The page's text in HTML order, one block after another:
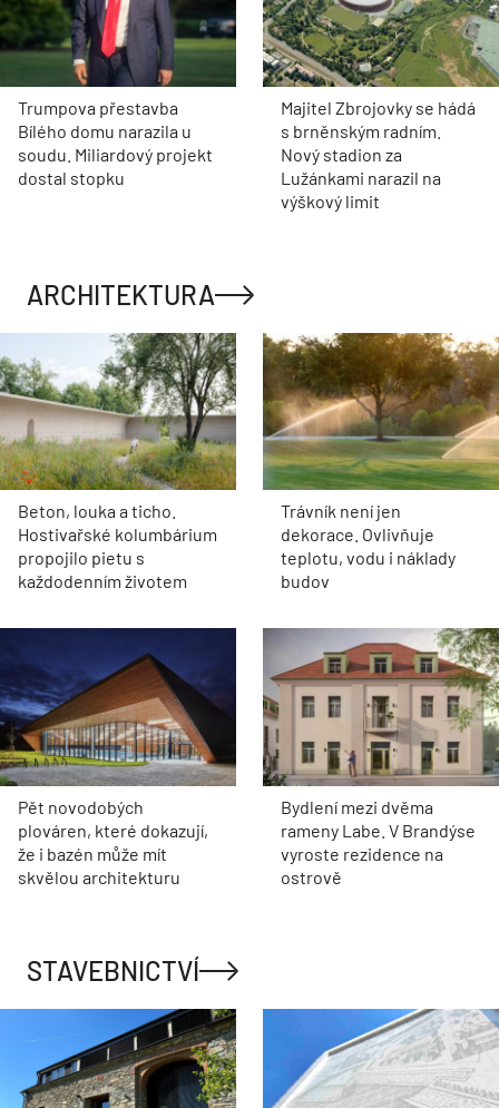
Trumpova přestavba
Bílého domu narazila u
soudu. Miliardový projekt
dostal stopku
Majitel Zbrojovky se hádá
s brněnským radním.
Nový stadion za
Lužánkami narazil na
výškový limit
ARCHITEKTURA
Beton, louka a ticho.
Hostivařské kolumbárium
propojilo pietu s
každodenním životem
Trávník není jen
dekorace. Ovlivňuje
teplotu, vodu i náklady
budov
Pět novodobých
plováren, které dokazují,
že i bazén může mít
skvělou architekturu
Bydlení mezi dvěma
rameny Labe. V Brandýse
vyroste rezidence na
ostrově
STAVEBNICTVÍ